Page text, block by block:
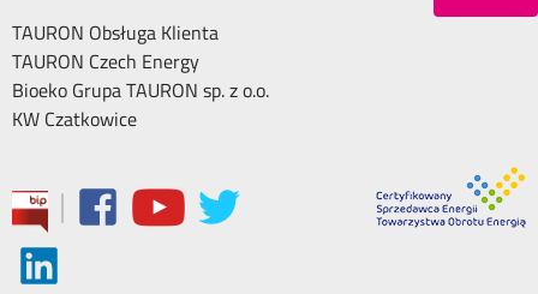
TAURON Obsługa Klienta
TAURON Czech Energy
Bioeko Grupa TAURON sp. z o.o.
KW Czatkowice
|